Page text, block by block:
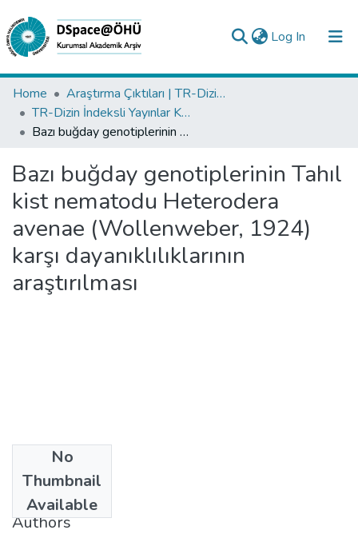
Log In (current)
Collections
All of DSpace
Analyze
Request/Question
Home
Araştırma Çıktıları | TR-Dizin | WoS | Scopus | PubMed
TR-Dizin İndeksli Yayınlar Koleksiyonu
Bazı buğday genotiplerinin Tahıl kist nematodu Heterodera avenae (Wollenweber, 1924) karşı dayanıklılıklarının araştırılması
Bazı buğday genotiplerinin Tahıl
kist nematodu Heterodera
avenae (Wollenweber, 1924)
karşı dayanıklılıklarının
araştırılması
No
Thumbnail
Available
2013
Authors